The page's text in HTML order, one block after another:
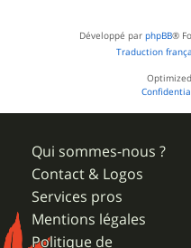
Développé par phpBB®
Traduction
Qui sommes-nous ?
Contact & Logos
Services pros
Mentions légales
Politique de